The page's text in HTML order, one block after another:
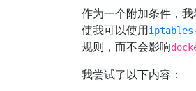
作为一个附加条件，
使我可以使用iptables
规则，而不会影响
我尝试了以下内容：